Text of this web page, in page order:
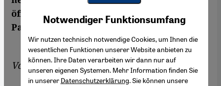
öffentlichen Diskurs gerade zu rücken. Von
Paul Hockenos
VonPaul Hockenos
Notwendiger Funktionsumfang
Wir nutzen technisch notwendige Cookies, um Ihnen die
wesentlichen Funktionen unserer Website anbieten zu
können. Ihre Daten verarbeiten wir dann nur auf
unseren eigenen Systemen. Mehr Information finden Sie
in unserer Datenschutzerklärung. Sie können unsere
Google Maps Embed